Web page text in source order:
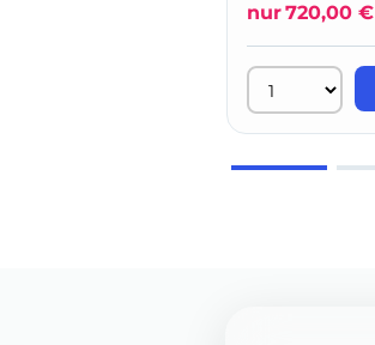
nur720,00 €